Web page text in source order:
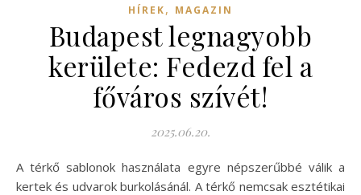
HÍREK, MAGAZIN
Budapest legnagyobb
kerülete: Fedezd fel a
főváros szívét!
2025.06.20.
A térkő sablonok használata egyre népszerűbbé válik a
kertek és udvarok burkolásánál. A térkő nemcsak esztétikai